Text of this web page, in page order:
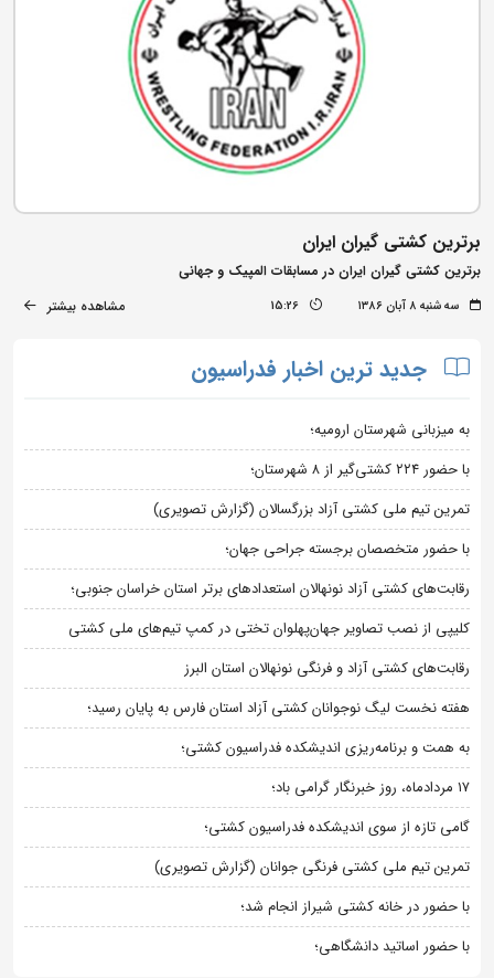
برترین کشتی گیران ایران
برترین کشتی گیران ایران در مسابقات المپیک و جهانی
سه شنبه ۸ آبان ۱۳۸۶ 15:26 مشاهده بیشتر
جدید ترین اخبار فدراسیون
به میزبانی شهرستان ارومیه؛
با حضور ۲۲۴ کشتی‌گیر از ۸ شهرستان؛
تمرین تیم ملی کشتی آزاد بزرگسالان (گزارش تصویری)
با حضور متخصصان برجسته جراحی جهان؛
رقابت‌های کشتی آزاد نونهالان استعدادهای برتر استان خراسان جنوبی؛
کلیپی از نصب تصاویر جهان‌پهلوان تختی در کمپ تیم‌های ملی کشتی
رقابت‌های کشتی آزاد و فرنگی نونهالان استان البرز
هفته نخست لیگ نوجوانان کشتی آزاد استان فارس به پایان رسید؛
به همت و برنامه‌ریزی اندیشکده فدراسیون کشتی؛
۱۷ مردادماه، روز خبرنگار گرامی باد؛
گامی تازه از سوی اندیشکده فدراسیون کشتی؛
تمرین تیم ملی کشتی فرنگی جوانان (گزارش تصویری)
با حضور در خانه کشتی شیراز انجام شد؛
با حضور اساتید دانشگاهی؛